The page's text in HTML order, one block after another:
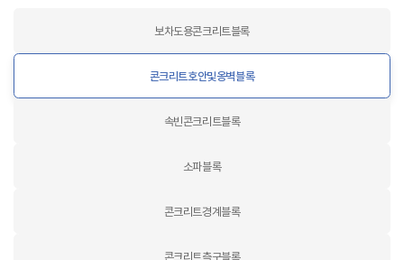
보차도용콘크리트블록
콘크리트호안및옹벽블록
속빈콘크리트블록
소파블록
콘크리트경계블록
콘크리트측구블록